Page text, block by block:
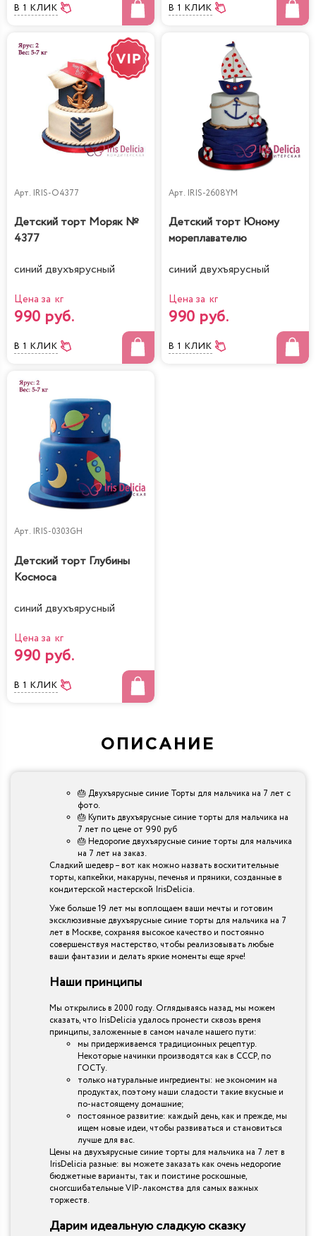
В 1 КЛИК В 1 КЛИК
Арт. IRIS-O4377
Детский торт Моряк №
4377
синий двухъярусный
Цена за кг
990 руб.
В 1 КЛИК
Арт. IRIS-2608YM
Детский торт Юному
мореплавателю
синий двухъярусный
Цена за кг
990 руб.
В 1 КЛИК
Арт. IRIS-0303GH
Детский торт Глубины
Космоса
синий двухъярусный
Цена за кг
990 руб.
В 1 КЛИК
ОПИСАНИЕ
🎂 Двухъярусные синие Торты для мальчика на 7 лет с
фото.
🎂 Купить двухъярусные синие торты для мальчика на
7 лет по цене от 990 руб
🎂 Недорогие двухъярусные синие торты для мальчика
на 7 лет на заказ.
Сладкий шедевр – вот как можно назвать восхитительные
торты, капкейки, макаруны, печенья и пряники, созданные в
кондитерской мастерской IrisDelicia.
Уже больше 19 лет мы воплощаем ваши мечты и готовим
эксклюзивные двухъярусные синие торты для мальчика на 7
лет в Москве, сохраняя высокое качество и постоянно
совершенствуя мастерство, чтобы реализовывать любые
ваши фантазии и делать яркие моменты еще ярче!
Наши принципы
Мы открылись в 2000 году. Оглядываясь назад, мы можем
сказать, что IrisDelicia удалось пронести сквозь время
принципы, заложенные в самом начале нашего пути:
мы придерживаемся традиционных рецептур.
Некоторые начинки производятся как в СССР, по
ГОСТу.
только натуральные ингредиенты: не экономим на
продуктах, поэтому наши сладости такие вкусные и
по-настоящему домашние;
постоянное развитие: каждый день, как и прежде, мы
ищем новые идеи, чтобы развиваться и становиться
лучше для вас.
Цены на двухъярусные синие торты для мальчика на 7 лет в
IrisDelicia разные: вы можете заказать как очень недорогие
бюджетные варианты, так и поистине роскошные,
сногсшибательные VIP-лакомства для самых важных
торжеств.
Дарим идеальную сладкую сказку